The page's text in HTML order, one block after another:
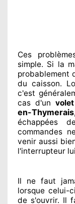
Ces
simple. Si la
probablement
du caisson.
c'est
cas d'un
en-Thymerais
échappées
commandes
venir aussi
l'interrupteur
Il ne faut
lorsque celui-
de s'ouvrir. Il